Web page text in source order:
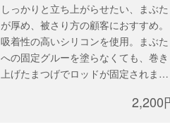
しっかりと立ち上がらせたい、まぶた
が厚め、被さり方の顧客におすすめ。
吸着性の高いシリコンを使用。まぶた
への固定グルーを塗らなくても、巻き
上げたまつげでロッドが固定されま
SS、S、M、L、LLの5サイズ×各1ペア
2,200